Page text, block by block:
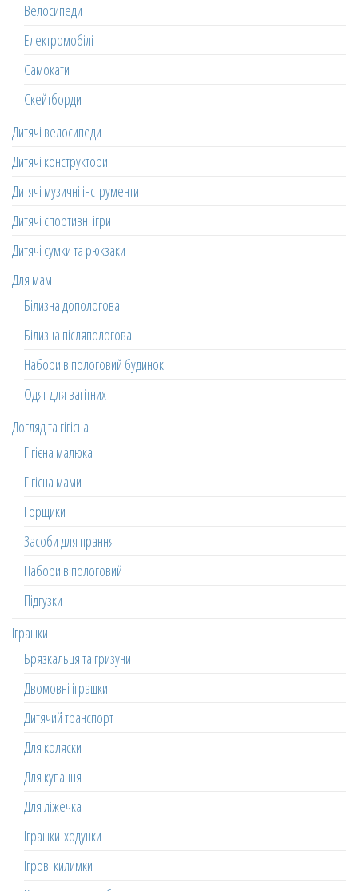
Велосипеди
Електромобілі
Самокати
Скейтборди
Дитячі велосипеди
Дитячі конструктори
Дитячі музичні інструменти
Дитячі спортивні ігри
Дитячі сумки та рюкзаки
Для мам
Білизна допологова
Білизна післяпологова
Набори в пологовий будинок
Одяг для вагітних
Догляд та гігієна
Гігієна малюка
Гігієна мами
Горщики
Засоби для прання
Набори в пологовий
Підгузки
Іграшки
Брязкальця та гризуни
Двомовні іграшки
Дитячий транспорт
Для коляски
Для купання
Для ліжечка
Іграшки-ходунки
Ігрові килимки